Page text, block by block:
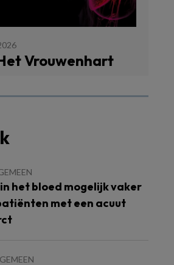
Vrouwenhart
het bloed mogelijk vaker
met een acuut